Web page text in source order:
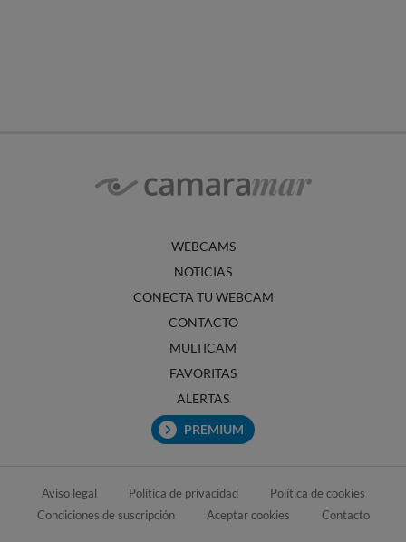
WEBCAMS
NOTICIAS
CONECTA TU WEBCAM
CONTACTO
MULTICAM
FAVORITAS
ALERTAS
PREMIUM
Aviso legal Política de privacidad
Política de cookies
Condiciones de suscripción
Aceptar cookies Contacto